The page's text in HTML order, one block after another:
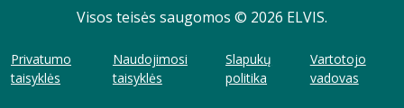
Visos teisės saugomos © 2026 ELVIS.
Privatumo
taisyklės
Naudojimosi
taisyklės
Slapukų
politika
Vartotojo
vadovas